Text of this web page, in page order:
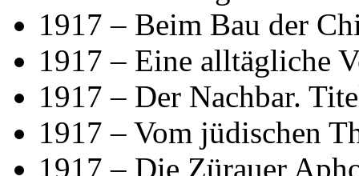
1917 – Beim Bau der
1917 – Eine alltägliche
1917 – Der Nachbar.
1917 – Vom jüdischen
1917 – Die Zürauer